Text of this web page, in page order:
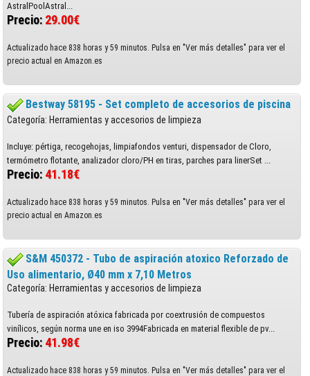
AstralPoolAstral...
Precio: 29.00€
Actualizado hace 838 horas y 59 minutos. Pulsa en "Ver más detalles" para ver el
precio actual en Amazon.es
Bestway 58195 - Set completo de accesorios de piscina
Categoría: Herramientas y accesorios de limpieza
Incluye: pértiga, recogehojas, limpiafondos venturi, dispensador de Cloro,
termómetro flotante, analizador cloro/PH en tiras, parches para linerSet ...
Precio: 41.18€
Actualizado hace 838 horas y 59 minutos. Pulsa en "Ver más detalles" para ver el
precio actual en Amazon.es
S&M 450372 - Tubo de aspiración atoxico Reforzado de
Uso alimentario, Ø40 mm x 7,10 Metros
Categoría: Herramientas y accesorios de limpieza
Tubería de aspiración atóxica fabricada por coextrusión de compuestos
vinílicos, según norma une en iso 3994Fabricada en material flexible de pv...
Precio: 41.98€
Actualizado hace 838 horas y 59 minutos. Pulsa en "Ver más detalles" para ver el